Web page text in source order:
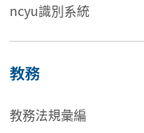
ncyu識別系統
教務
教務法規彙編